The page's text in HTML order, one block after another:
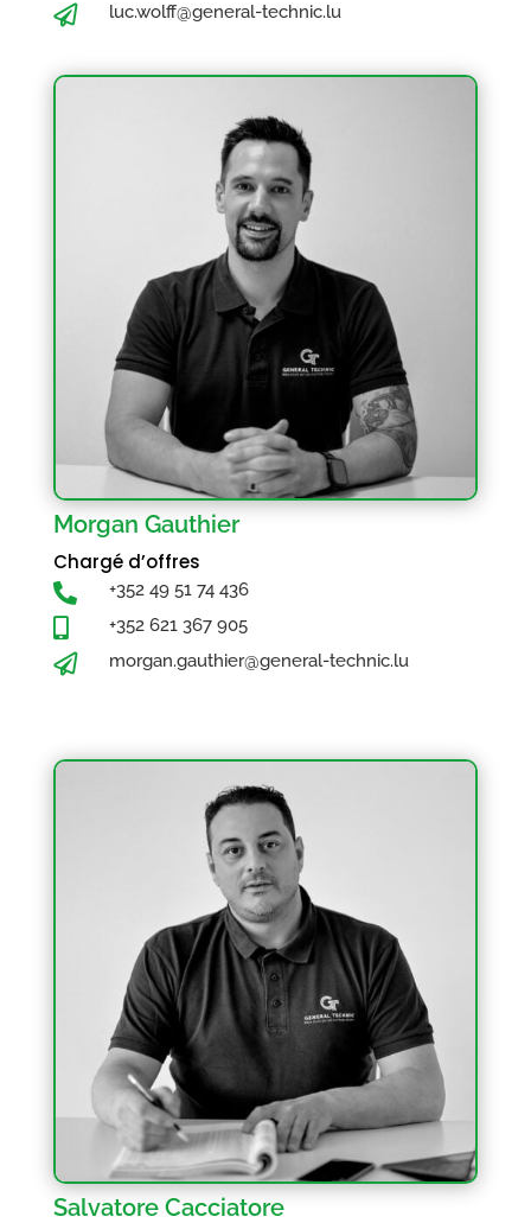
 luc.wolff@general-technic.lu
Morgan Gauthier
Chargé d’offres

+352 49 51 74 436
 +352 621 367 905
 morgan.gauthier@general-technic.lu
Salvatore Cacciatore